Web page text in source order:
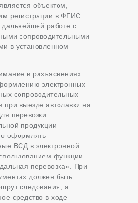
объектом,
регистрации в ФГИС
работе с
сопроводительными
в установленном
в разъяснениях
электронных
сопроводительных
при выезде автолавки на
перевозки
продукции
оформлять
ВСД в электронной
функции
перевозка». При
должен быть
следования, а
средство в ходе